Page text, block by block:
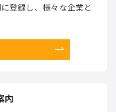
登録し、様々な企業と
内